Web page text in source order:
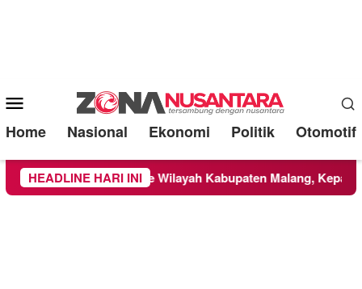
Mobile
Menu
Home Nasional Ekonomi Politik Otomotif
HEADLINE HARI INI
di TNBTS Meluas ke Wilayah Kabupaten Malang, Kepala